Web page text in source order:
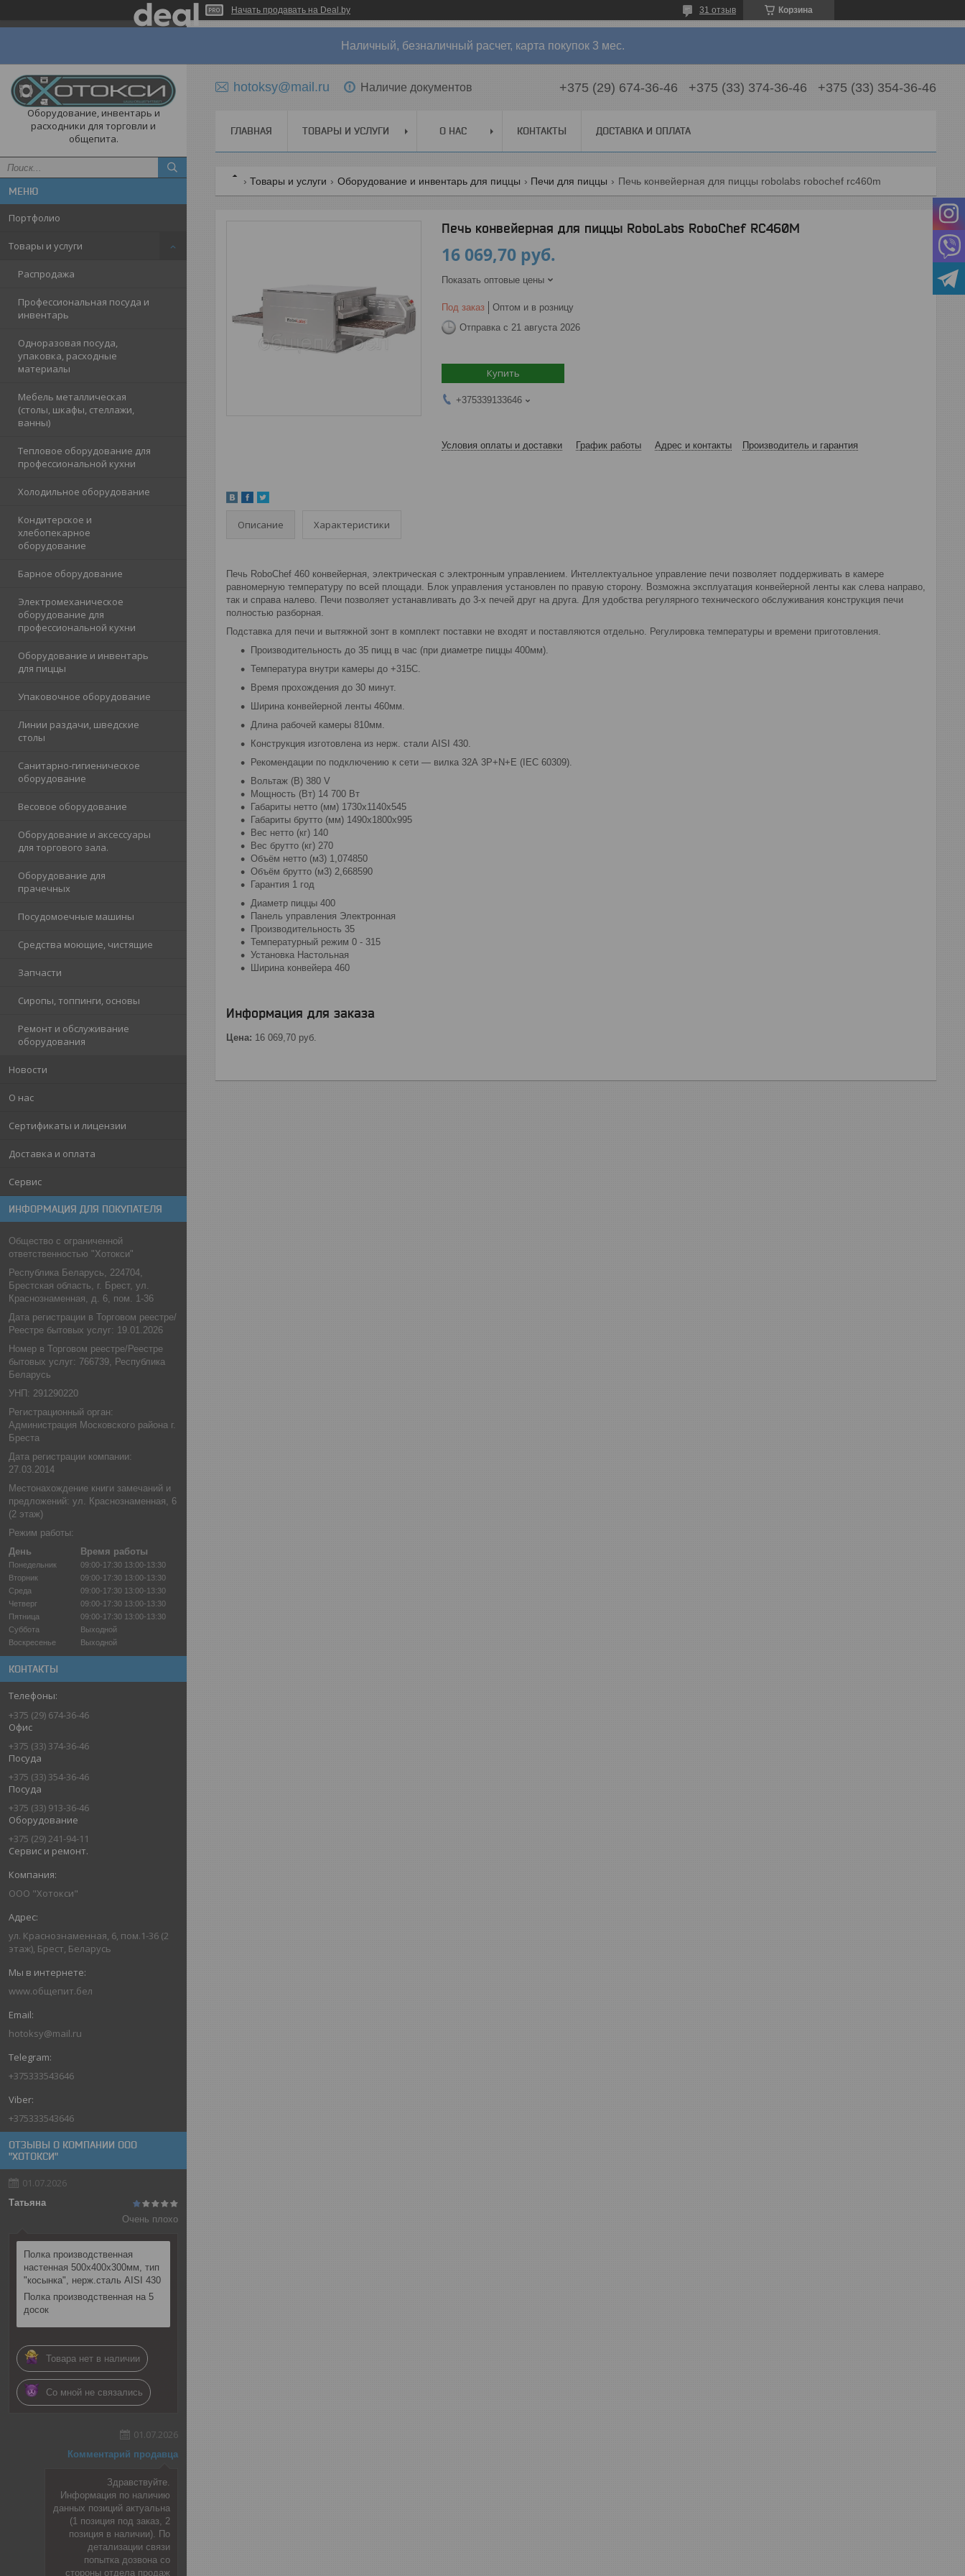
Начать продавать на Deal.by Корзина
31 отзыв
Наличный, безналичный расчет, карта покупок 3 мес.
Оборудование, инвентарь и
расходники для торговли и
общепита.
Портфолио
Товары и услуги
Распродажа
Профессиональная посуда и
инвентарь
Одноразовая посуда,
упаковка, расходные
материалы
Мебель металлическая
(столы, шкафы, стеллажи,
ванны)
Тепловое оборудование для
профессиональной кухни
Холодильное оборудование
Кондитерское и
хлебопекарное
оборудование
Барное оборудование
Электромеханическое
оборудование для
профессиональной кухни
Оборудование и инвентарь
для пиццы
Упаковочное оборудование
Линии раздачи, шведские
столы
Санитарно-гигиеническое
оборудование
Весовое оборудование
Оборудование и аксессуары
для торгового зала.
Оборудование для
прачечных
Посудомоечные машины
Средства моющие, чистящие
Запчасти
Сиропы, топпинги, основы
Ремонт и обслуживание
оборудования
Новости
О нас
Сертификаты и лицензии
Доставка и оплата
Сервис
ИНФОРМАЦИЯ ДЛЯ ПОКУПАТЕЛЯ
Общество с ограниченной
ответственностью "Хотокси"
Республика Беларусь, 224704,
Брестская область, г. Брест, ул.
Краснознаменная, д. 6, пом. 1-36
Дата регистрации в Торговом реестре/
Реестре бытовых услуг: 19.01.2026
Номер в Торговом реестре/Реестре
бытовых услуг: 766739, Республика
Беларусь
УНП: 291290220
Регистрационный орган:
Администрация Московского района г.
Бреста
Дата регистрации компании:
27.03.2014
Местонахождение книги замечаний и
предложений: ул. Краснознаменная, 6
(2 этаж)
Режим работы:
День
Время работы
Понедельник 09:00-17:30 13:00-13:30
Вторник
09:00-17:30 13:00-13:30
Среда
09:00-17:30 13:00-13:30
Четверг
09:00-17:30 13:00-13:30
Пятница
09:00-17:30 13:00-13:30
Суббота
Выходной
Воскресенье
Выходной
КОНТАКТЫ
+375 (29) 674-36-46
Офис
+375 (33) 374-36-46
Посуда
+375 (33) 354-36-46
Посуда
+375 (33) 913-36-46
Оборудование
+375 (29) 241-94-11
Сервис и ремонт.
ООО "Хотокси"
ул. Краснознаменная, 6, пом.1-36 (2
этаж), Брест, Беларусь
www.общепит.бел
hotoksy@mail.ru
+375333543646
+375333543646
ОТЗЫВЫ О КОМПАНИИ ООО
"ХОТОКСИ"
01.07.2026
Татьяна
Очень плохо
Полка производственная
настенная 500х400х300мм, тип
"косынка", нерж.сталь AISI 430
Полка производственная на 5
досок
Товара нет в наличии
Со мной не связались
01.07.2026
Комментарий продавца
Здравствуйте.
Информация по наличию
данных позиций актуальна
(1 позиция под заказ, 2
позиция в наличии). По
детализации связи
попытка дозвона со
стороны отдела продаж
hotoksy@mail.ru Наличие документов +375 (29) 674-36-46 +375 (33) 374-36-46 +375 (33) 354-36-46
ГЛАВНАЯ ТОВАРЫ И УСЛУГИ О НАС КОНТАКТЫ ДОСТАВКА И ОПЛАТА
Товары и услуги Оборудование и инвентарь для пиццы Печи для пиццы Печь конвейерная для пиццы robolabs robochef rc460m
Печь конвейерная для пиццы RoboLabs RoboChef RC460M
16 069,70 руб.
Показать оптовые цены
Под заказ
Оптом и в розницу
Отправка с 21 августа 2026
Купить
+375339133646
Условия оплаты и доставки График работы Адрес и контакты Производитель и гарантия
Описание Характеристики
Печь RoboChef 460 конвейерная, электрическая с электронным управлением. Интеллектуальное управление печи позволяет поддерживать в камере
равномерную температуру по всей площади. Блок управления установлен по правую сторону. Возможна эксплуатация конвейерной ленты как слева направо,
так и справа налево. Печи позволяет устанавливать до 3-х печей друг на друга. Для удобства регулярного технического обслуживания конструкция печи
полностью разборная.
Подставка для печи и вытяжной зонт в комплект поставки не входят и поставляются отдельно. Регулировка температуры и времени приготовления.
Производительность до 35 пицц в час (при диаметре пиццы 400мм).
Температура внутри камеры до +315С.
Время прохождения до 30 минут.
Ширина конвейерной ленты 460мм.
Длина рабочей камеры 810мм.
Конструкция изготовлена из нерж. стали AISI 430.
Рекомендации по подключению к сети — вилка 32А 3P+N+E (IEC 60309).
Вольтаж (В) 380 V
Мощность (Вт) 14 700 Вт
Габариты нетто (мм) 1730x1140x545
Габариты брутто (мм) 1490x1800x995
Вес нетто (кг) 140
Вес брутто (кг) 270
Объём нетто (м3) 1,074850
Объём брутто (м3) 2,668590
Гарантия 1 год
Диаметр пиццы 400
Панель управления Электронная
Производительность 35
Температурный режим 0 - 315
Установка Настольная
Ширина конвейера 460
Информация для заказа
Цена: 16 069,70 руб.